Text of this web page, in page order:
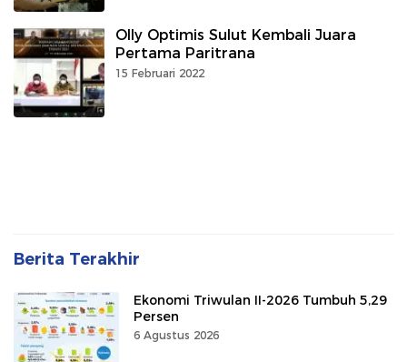
Olly Optimis Sulut Kembali Juara
Pertama Paritrana
15 Februari 2022
Berita Terakhir
Ekonomi Triwulan II-2026 Tumbuh 5,29
Persen
6 Agustus 2026